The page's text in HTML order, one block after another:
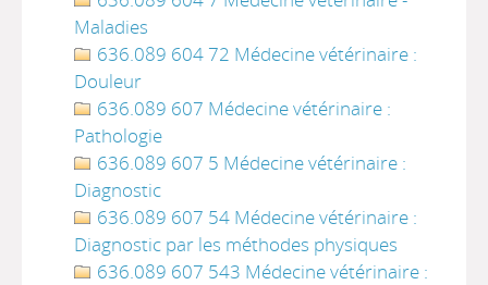
Maladies
636.089 604 72 Médecine vétérinaire :
Douleur
636.089 607 Médecine vétérinaire :
Pathologie
636.089 607 5 Médecine vétérinaire :
Diagnostic
636.089 607 54 Médecine vétérinaire :
Diagnostic par les méthodes physiques
636.089 607 543 Médecine vétérinaire :